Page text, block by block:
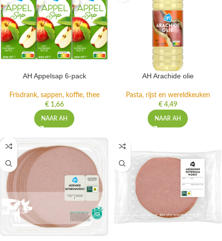
AH Appelsap 6-pack
Frisdrank, sappen, koffie, thee
€1,66
NAAR AH
AH Arachide olie
Pasta, rijst en wereldkeuken
€4,49
NAAR AH